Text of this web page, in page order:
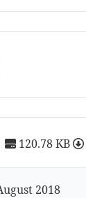
120.78 KB
2018